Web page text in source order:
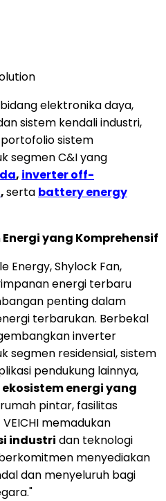
elektronika daya,
sistem kendali industri,
sistem
segmen C&I yang
, inverter off-
,serta battery energy
yang Komprehensif
Energy, Shylock Fan,
energi terbaru
penting dalam
terbarukan. Berbekal
inverter
segmen residensial, sistem
pendukung lainnya,
ekosistem energi yang
pintar, fasilitas
memadukan
industri dan teknologi
menyediakan
dan menyeluruh bagi